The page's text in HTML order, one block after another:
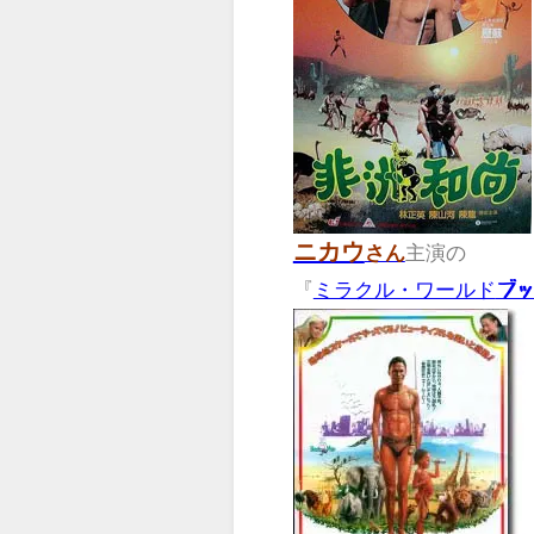
ニカウ さん主演の
『 ミラクル・ワールド ブ